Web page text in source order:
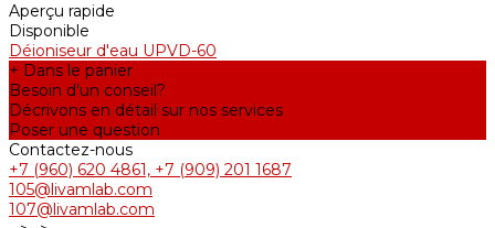
Aperçu rapide
Disponible
Déioniseur d'eau UPVD-60
+ Dans le panier
Besoin d'un conseil?
Décrivons en détail sur nos services
Poser une question
Contactez-nous
+7 (960) 620 4861, +7 (909) 201 1687
105@livamlab.com
107@livamlab.com